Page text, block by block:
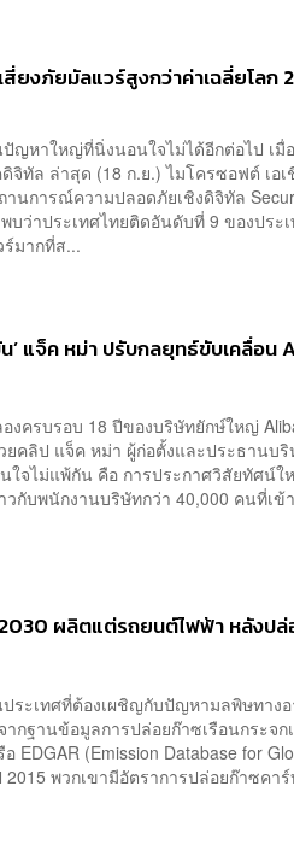
ยงภัยมัลแวร์สูงกว่าค่าเฉลี่ยโลก 2
หาใหญ่ที่นิ่งนอนใจไม่ได้อีกต่อไป เมื่
จิทัล ล่าสุด (18 ก.ย.) ไมโครซอฟต์ เอเ
นการณ์ความปลอดภัยเชิงดิจิทัล
บว่าประเทศไทยติดอันดับที่ 9 ของประ
มากที่ส...
’ แจ็ค หม่า ปรับกลยุทธ์ขับเคลื่อน
รบรอบ 18 ปีของบริษัทยักษ์ใหญ่
ยคลิป แจ็ค หม่า ผู้ก่อตั้งและประธานบริ
ใจไม่แพ้กัน คือ การประกาศวิสัยทัศน์ใ
กับพนักงานบริษัทกว่า 40,000 คนที่เข้
ผลิตแต่รถยนต์ไฟฟ้า หลังป
ะเทศที่ต้องเผชิญกับปัญหามลพิษทางอ
ฐานข้อมูลการปล่อยก๊าซเรือนกระจก
EDGAR (Emission Database for
2015 พวกเขามีอัตราการปล่อยก๊าซคา